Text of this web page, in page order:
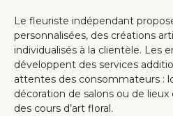
Le fleuriste indépendant
personnalisées, des créations
individualisés à la clientèle. Les
développent des services
attentes des consommateurs :
décoration de salons ou de
des cours d’art floral.